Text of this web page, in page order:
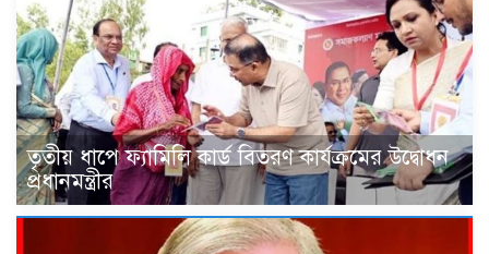
তৃতীয় ধাপে ফ্যামিলি কার্ড বিতরণ কার্যক্রমের উদ্বোধন
প্রধানমন্ত্রীর